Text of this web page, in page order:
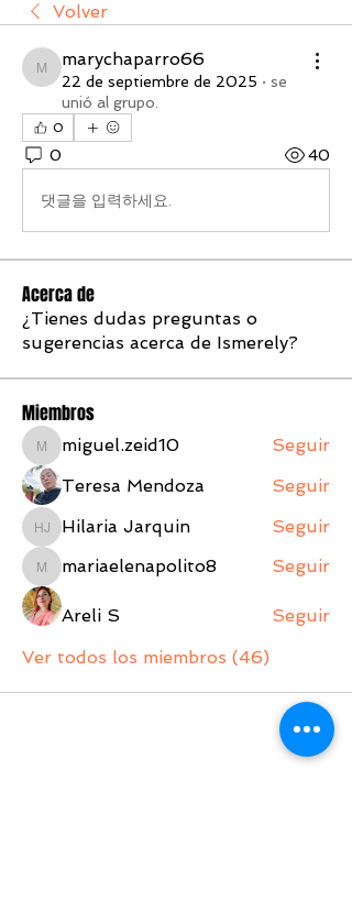
Volver
marychaparro66
marychaparro66
22 de septiembre de 2025 · se
unió al grupo.
0
0 40
댓글을 입력하세요.
Acerca de
¿Tienes dudas preguntas o
sugerencias acerca de Ismerely?
Miembros
miguel.zeid10
miguel.zeid10
Seguir
Teresa Mendoza
Seguir
Hilaria Jarquin
Hilaria Jarquin Seguir
mariaelenapolito8
mariaelenapolito8 Seguir
Areli S
Seguir
Ver todos los miembros (46)